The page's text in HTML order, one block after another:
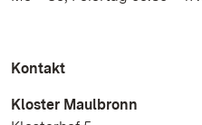
Kontakt
Kloster Maulbronn